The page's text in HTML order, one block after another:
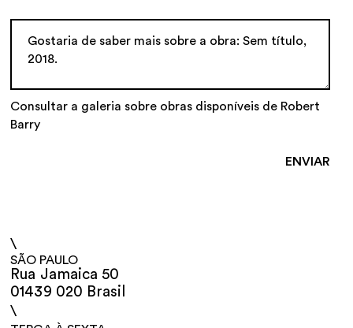
Consultar a galeria sobre obras disponíveis de Robert
Barry
\
SÃO PAULO
Rua Jamaica 50
01439 020 Brasil
\